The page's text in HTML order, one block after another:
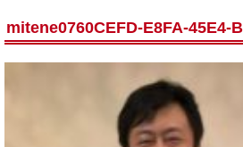
mitene0760CEFD-E8FA-45E4-